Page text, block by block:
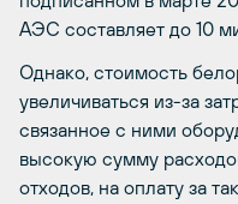
АЭС составляет до 10
Однако, стоимость
увеличиваться из-за
связанное с ними
высокую сумму
отходов, на оплату за